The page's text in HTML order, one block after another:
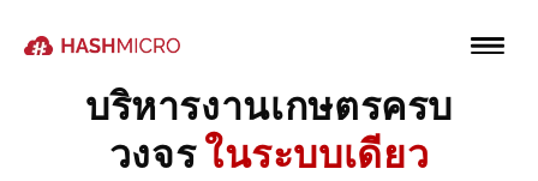
บริหารงานเกษตรครบ
วงจรในระบบเดียว